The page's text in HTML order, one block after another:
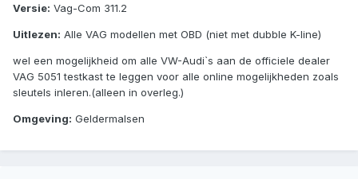
Versie: Vag-Com 311.2
Uitlezen: Alle VAG modellen met OBD (niet met dubble K-line)
wel een mogelijkheid om alle VW-Audi`s aan de officiele dealer
VAG 5051 testkast te leggen voor alle online mogelijkheden zoals
sleutels inleren.(alleen in overleg.)
Omgeving: Geldermalsen